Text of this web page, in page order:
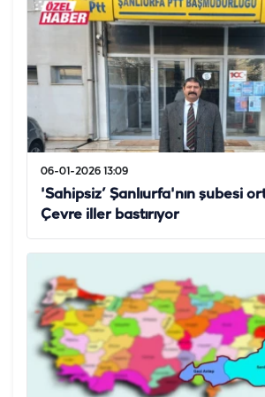
06-01-2026 13:09
'Sahipsiz’ Şanlıurfa'nın şubesi
Çevre iller bastırıyor